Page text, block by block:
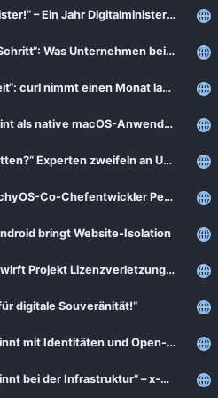
„Trauen Sie sich, Herr Minister!“ – Ein Jahr Digitalministerium – Branchenverband OSBA zieht Bilanz
„Souveränität, Schritt für Schritt“: Was Unternehmen bei ihrer Datenstrategie beachten sollten
„Sommer der Glückseligkeit“: curl nimmt einen Monat lang keine Bug-Reports an
„Notepad++“-Klon erscheint als native macOS-Anwendung – Streit mit Entwickler
„Ist das Projekt noch zu retten?“ Experten zweifeln an Umsetzung der EUDI-Wallet
„Gaming-Distribution“: CachyOS-Co-Chefentwickler Peter Jung im Interview
bringt Website-Isolation
„Euro-Office“: OnlyOffice wirft Projekt Lizenzverletzungen vor
digitale Souveränität!“
„Digitale Souveränität beginnt mit Identitäten und Open-Source-Software.“
„Digitale Souveränität beginnt bei der Infrastruktur“ – x-cellent technologies im Interview